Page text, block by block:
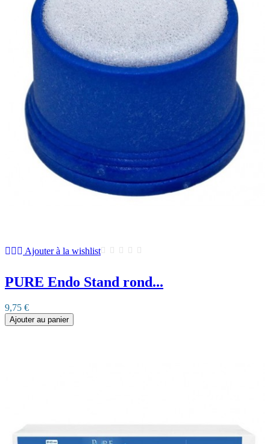
Ajouter à la wishlist
PURE Endo Stand rond...
9,75 €
Ajouter au panier